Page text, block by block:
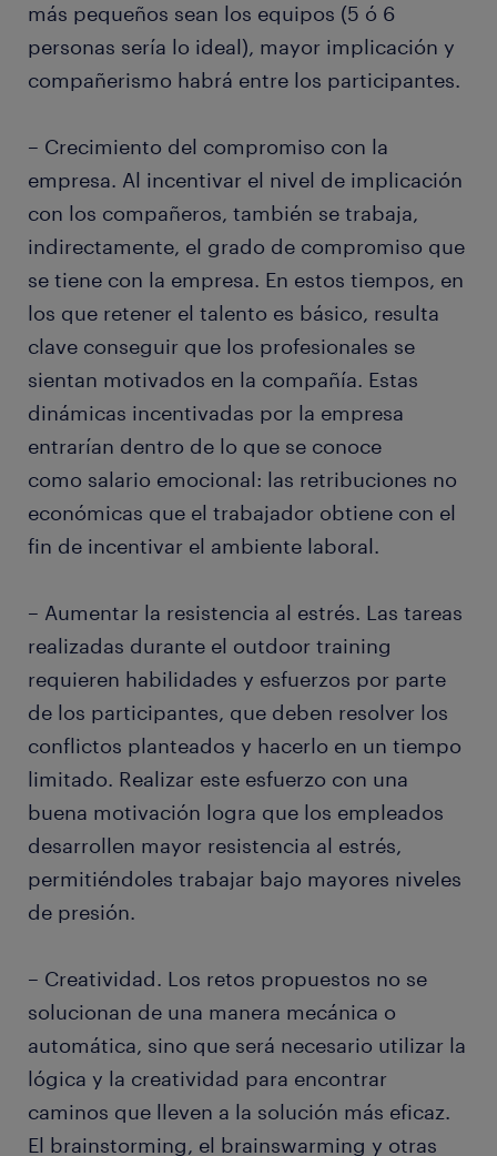
más pequeños sean los equipos (5 ó 6
personas sería lo ideal), mayor implicación y
compañerismo habrá entre los participantes.
– Crecimiento del compromiso con la
empresa. Al incentivar el nivel de implicación
con los compañeros, también se trabaja,
indirectamente, el grado de compromiso que
se tiene con la empresa. En estos tiempos, en
los que retener el talento es básico, resulta
clave conseguir que los profesionales se
sientan motivados en la compañía. Estas
dinámicas incentivadas por la empresa
entrarían dentro de lo que se conoce
como salario emocional: las retribuciones no
económicas que el trabajador obtiene con el
fin de incentivar el ambiente laboral.
– Aumentar la resistencia al estrés. Las tareas
realizadas durante el outdoor training
requieren habilidades y esfuerzos por parte
de los participantes, que deben resolver los
conflictos planteados y hacerlo en un tiempo
limitado. Realizar este esfuerzo con una
buena motivación logra que los empleados
desarrollen mayor resistencia al estrés,
permitiéndoles trabajar bajo mayores niveles
de presión.
– Creatividad. Los retos propuestos no se
solucionan de una manera mecánica o
automática, sino que será necesario utilizar la
lógica y la creatividad para encontrar
caminos que lleven a la solución más eficaz.
El brainstorming, el brainswarming y otras